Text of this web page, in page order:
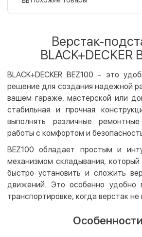
Apple Pay
Google Pay
Безналичный расчет
Оплата на карту юр.лица
Оплата на счет юр.лица
Кредит
Мгновенная рассрочка
Оплата частями (Приватбанк)
Покупка частями (Монобанк)
Верстак-
BLACK+DECKER
BLACK+DECKER BEZ100 - это
решение для создания надежной
вашем гараже, мастерской или
стабильная и прочная
выполнять различные
работы с комфортом и
BEZ100 обладает простым и
механизмом складывания, который
быстро установить и сложить
движений. Это особенно удобно
транспортировке, когда верстак не